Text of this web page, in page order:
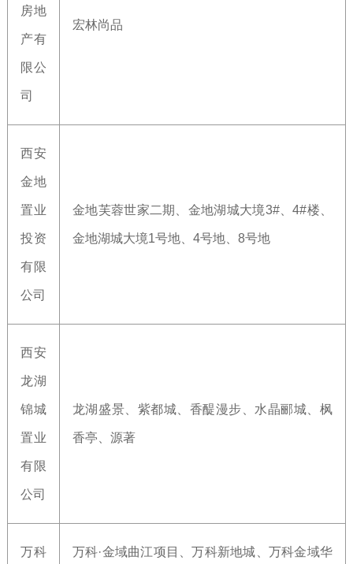
房地
产有
限公
司
宏林尚品
西安
金地
置业
投资
有限
公司
金地芙蓉世家二期、金地湖城大境3#、4#楼、
金地湖城大境1号地、4号地、8号地
西安
龙湖
锦城
置业
有限
公司
龙湖盛景、紫都城、香醍漫步、水晶郦城、枫
香亭、源著
万科 万科·金域曲江项目、万科新地城、万科金域华